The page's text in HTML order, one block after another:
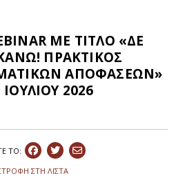
ΜΕ ΤΙΤΛΟ «ΔΕ
ΠΡΑΚΤΙΚΟΣ
ΑΠΟΦΑΣΕΩΝ»
2026
ΤΟ:
ΣΤΗ ΛΙΣΤΑ